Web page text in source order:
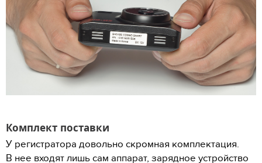
Комплект поставки
У регистратора довольно скромная комплектация.
В нее входят лишь сам аппарат, зарядное устройство